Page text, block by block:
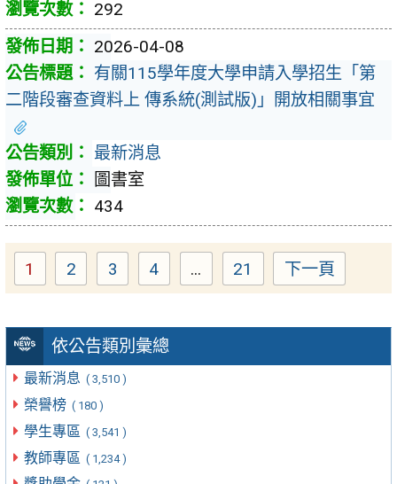
依公告類別彙總
最新消息 ( 3,510 )
榮譽榜 ( 180 )
學生專區 ( 3,541 )
教師專區 ( 1,234 )
292
2026-04-08
有關115學年度大學申請入學招生「第
二階段審查資料上 傳系統(測試版)」開放相關事宜
最新消息
圖書室
434
Page
1 Page
2 Page
3 Page
4 ... Page
21 下一頁